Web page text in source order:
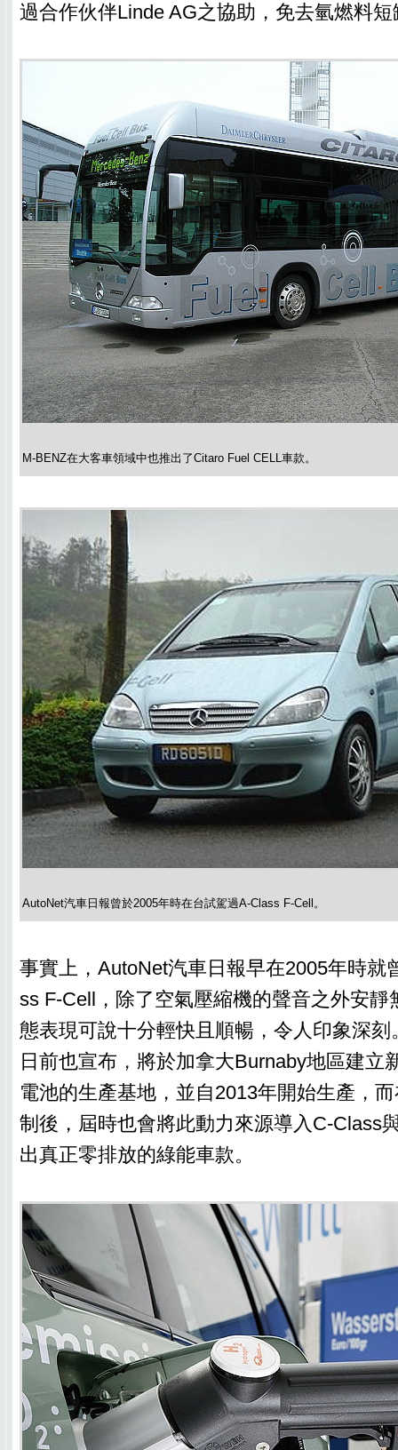
過合作伙伴Linde AG之協助，免去氫燃料
M-BENZ在大客車領域中也推出了Citaro Fuel CELL車款。
AutoNet汽車日報曾於2005年時在台試駕過A-Class F-Cell。
事實上，AutoNet汽車日報早在2005年時就
ss F-Cell，除了空氣壓縮機的聲音之外安靜
態表現可說十分輕快且順暢，令人印象深
日前也宣布，將於加拿大Burnaby地區建立
電池的生產基地，並自2013年開始生產，
制後，屆時也會將此動力來源導入C-Class
出真正零排放的綠能車款。